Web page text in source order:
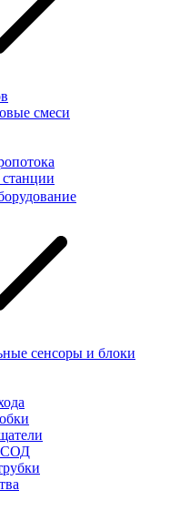
смеси
сенсоры и блоки
СОД